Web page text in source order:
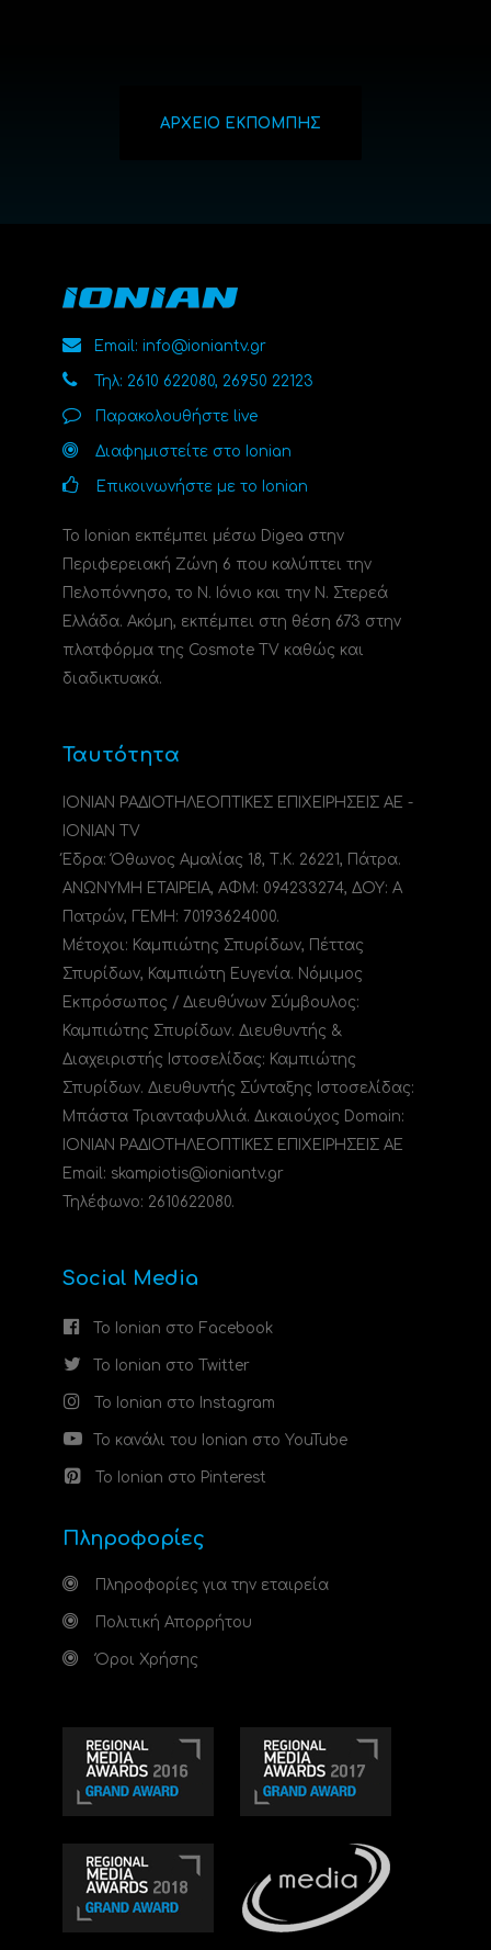
ΑΡΧΕΙΟ ΕΚΠΟΜΠΗΣ
Email: info@ioniantv.gr
Τηλ: 2610 622080, 26950 22123
Παρακολουθήστε live
Διαφημιστείτε στο Ionian
Επικοινωνήστε με το Ionian
Το Ionian εκπέμπει μέσω Digea στην
Περιφερειακή Ζώνη 6 που καλύπτει την
Πελοπόννησο, το N. Ιόνιο και την Ν. Στερεά
Ελλάδα. Ακόμη, εκπέμπει στη θέση 673 στην
πλατφόρμα της Cosmote TV καθώς και
διαδικτυακά.
Ταυτότητα
ΙΟΝΙΑΝ ΡΑΔΙΟΤΗΛΕΟΠΤΙΚΕΣ ΕΠΙΧΕΙΡΗΣΕΙΣ ΑΕ -
IONIAN TV
Έδρα: Όθωνος Αμαλίας 18, Τ.Κ. 26221, Πάτρα.
ΑΝΩΝΥΜΗ ΕΤΑΙΡΕΙΑ, ΑΦΜ: 094233274, ΔΟΥ: A
Πατρών, ΓΕΜΗ: 70193624000.
Μέτοχοι: Καμπιώτης Σπυρίδων, Πέττας
Σπυρίδων, Καμπιώτη Ευγενία. Νόμιμος
Εκπρόσωπος / Διευθύνων Σύμβουλος:
Καμπιώτης Σπυρίδων. Διευθυντής &
Διαχειριστής Ιστοσελίδας: Καμπιώτης
Σπυρίδων. Διευθυντής Σύνταξης Ιστοσελίδας:
Μπάστα Τριανταφυλλιά. Δικαιούχος Domain:
ΙΟΝΙΑΝ ΡΑΔΙΟΤΗΛΕΟΠΤΙΚΕΣ ΕΠΙΧΕΙΡΗΣΕΙΣ ΑΕ
Email: skampiotis@ioniantv.gr
Τηλέφωνο: 2610622080.
Social Media
Το Ionian στο Facebook
Το Ionian στο Twitter
Το Ionian στο Instagram
Το κανάλι του Ionian στο YouTube
Το Ionian στο Pinterest
Πληροφορίες
Πληροφορίες για την εταιρεία
Πολιτική Απορρήτου
Όροι Χρήσης